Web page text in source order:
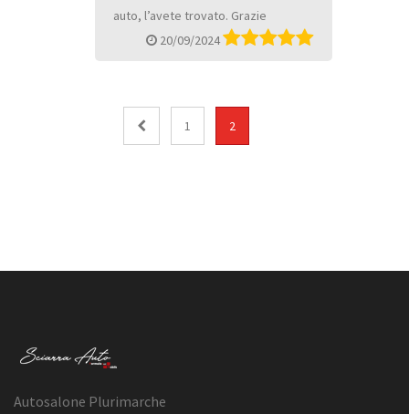
auto, l’avete trovato. Grazie
20/09/2024
1 2
Autosalone Plurimarche